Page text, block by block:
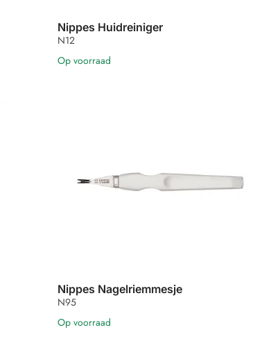
Nippes Huidreiniger
N12
Op voorraad
Nippes Nagelriemmesje
N95
Op voorraad